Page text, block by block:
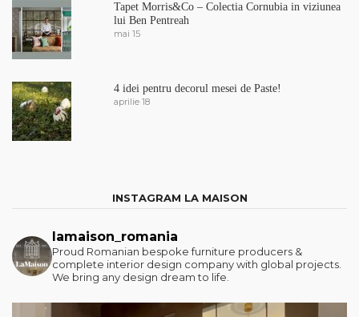
Tapet Morris&Co – Colectia Cornubia in viziunea
lui Ben Pentreah
mai 15
4 idei pentru decorul mesei de Paste!
aprilie 18
INSTAGRAM LA MAISON
lamaison_romania
Proud Romanian bespoke furniture producers &
complete interior design company with global projects.
We bring any design dream to life.